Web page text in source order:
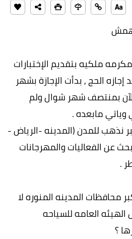
ملكيه بتقديم الإختبارات
إجازه الحج , بدأت الإجازة بشهر
بمنتصف شهر شوال ولم
وياتي مابعده .
نذهب للمدن (المدينه -الرياض -
عن الفعاليات والمهرجانات
.
محافظات المدينه المنوره لا
العامه للسياحه
؟